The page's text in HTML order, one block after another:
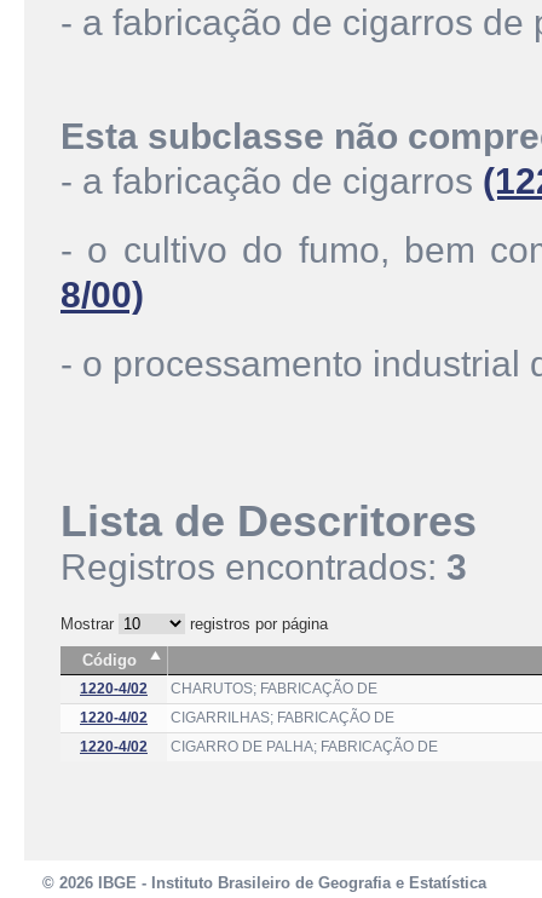
- a fabricação de cigarros de
Esta subclasse não
- a fabricação de cigarros
- o cultivo do fumo, bem
8/00)
- o processamento industrial
Lista de Descritores
Registros encontrados: 3
Mostrar
registros por página
Código
1220-4/02
CHARUTOS; FABRICAÇÃO DE
1220-4/02
CIGARRILHAS; FABRICAÇÃO DE
1220-4/02
CIGARRO DE PALHA; FABRICAÇÃO DE
© 2026 IBGE - Instituto Brasileiro de Geografia e Estatística